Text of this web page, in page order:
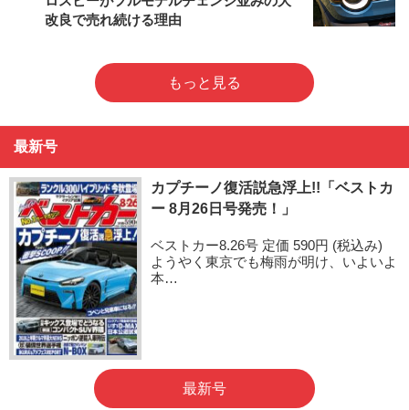
改良で売れ続ける理由
もっと見る
最新号
カプチーノ復活説急浮上!!「ベストカ
ー 8月26日号発売！」
ベストカー8.26号 定価 590円 (税込み)
ようやく東京でも梅雨が明け、いよいよ
本…
最新号